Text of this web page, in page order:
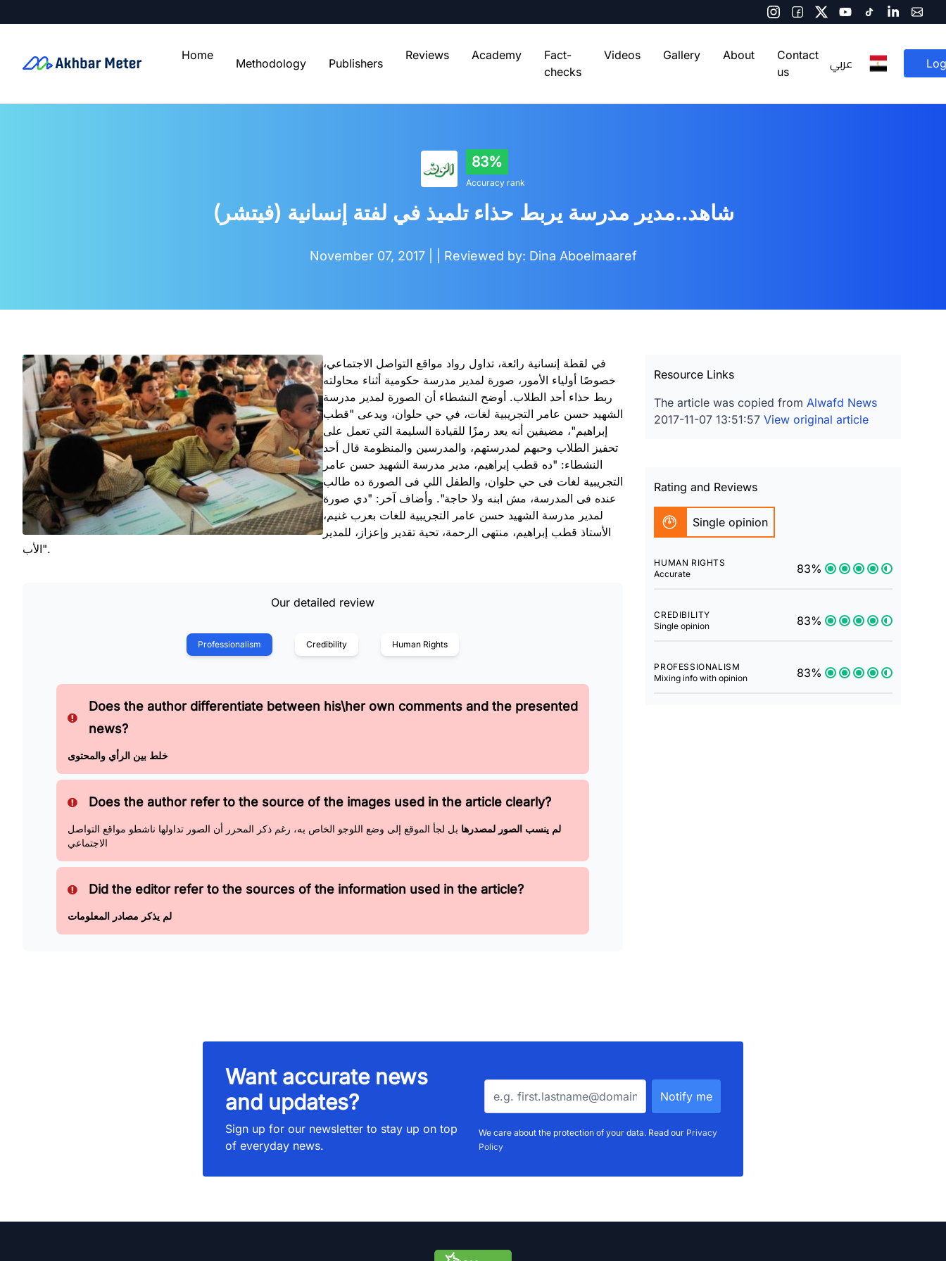
Home
Methodology Publishers
Reviews Academy
Fact-
checks
Videos Gallery About
Contact
us
عربي
83%
Accuracy rank
شاهد..مدير مدرسة يربط حذاء تلميذ في لفتة إنسانية (فيتشر)
November 07, 2017 | | Reviewed by: Dina Aboelmaaref
في لقطة إنسانية رائعة، تداول رواد مواقع التواصل الاجتماعي،
خصوصًا أولياء الأمور، صورة لمدير مدرسة حكومية أثناء محاولته
ربط حذاء أحد الطلاب. أوضح النشطاء أن الصورة لمدير مدرسة
الشهيد حسن عامر التجريبية لغات، في حي حلوان، ويدعى "قطب
إبراهيم"، مضيفين أنه يعد رمزًا للقيادة السليمة التي تعمل على
تحفيز الطلاب وحبهم لمدرستهم، والمدرسين والمنظومة قال أحد
النشطاء: "ده قطب إبراهيم، مدير مدرسة الشهيد حسن عامر
التجريبية لغات فى حي حلوان، والطفل اللي فى الصورة ده طالب
عنده فى المدرسة، مش ابنه ولا حاجة". وأضاف آخر: "دي صورة
لمدير مدرسة الشهيد حسن عامر التجريبية للغات بعرب غنيم،
الأستاذ قطب إبراهيم، منتهى الرحمة، تحية تقدير وإعزاز، للمدير
الأب".
Our detailed review
Professionalism Credibility Human Rights
Does the author differentiate between his\her own comments and the presented
news?
خلط بين الرأي والمحتوى
Does the author refer to the source of the images used in the article clearly?
لم ينسب الصور لمصدرها بل لجأ الموقع إلى وضع اللوجو الخاص به، رغم ذكر المحرر أن الصور تداولها ناشطو مواقع التواصل
الاجتماعي
Did the editor refer to the sources of the information used in the article?
لم يذكر مصادر المعلومات
Resource Links
The article was copied fromAlwafd News
2017-11-07 13:51:57View original article
Rating and Reviews
Single opinion
HUMAN RIGHTS
Accurate
83%
CREDIBILITY
Single opinion
83%
PROFESSIONALISM
Mixing info with opinion
83%
Want accurate news
and updates?
Sign up for our newsletter to stay up on top
of everyday news.
We care about the protection of your data. Read our Privacy
Policy